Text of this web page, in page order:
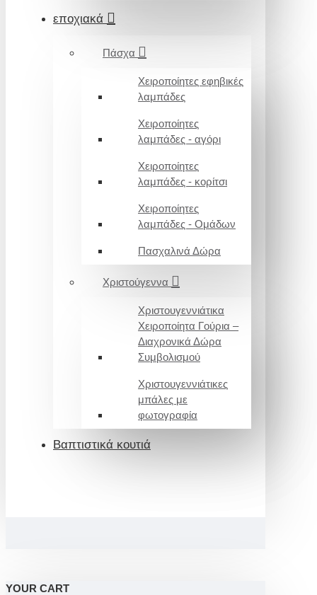
εποχιακά
Πάσχα
Χειροποίητες εφηβικές
λαμπάδες
Χειροποίητες
λαμπάδες - αγόρι
Χειροποίητες
λαμπάδες - κορίτσι
Χειροποίητες
λαμπάδες - Ομάδων
Πασχαλινά Δώρα
Χριστούγεννα
Χριστουγεννιάτικα
Χειροποίητα Γούρια –
Διαχρονικά Δώρα
Συμβολισμού
Χριστουγεννιάτικες
μπάλες με
φωτογραφία
Βαπτιστικά κουτιά
YOUR CART